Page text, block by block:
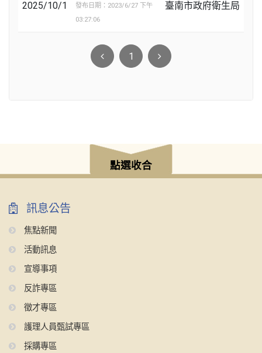
2025/10/1
發布日期：2023/6/27 下午
03:27:06
臺南市政府衛生局
1
點選收合
訊息公告
焦點新聞
活動訊息
宣導事項
反詐專區
徵才專區
護理人員甄試專區
採購專區